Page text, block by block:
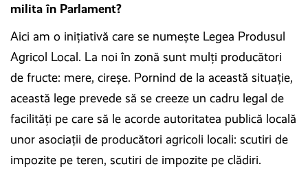
milita în Parlament?
Aici am o iniţiativă care se numeşte Legea Produsul
Agricol Local. La noi în zonă sunt mulţi producători
de fructe: mere, cireşe. Pornind de la această situaţie,
această lege prevede să se creeze un cadru legal de
facilităţi pe care să le acorde autoritatea publică locală
unor asociaţii de producători agricoli locali: scutiri de
impozite pe teren, scutiri de impozite pe clădiri.